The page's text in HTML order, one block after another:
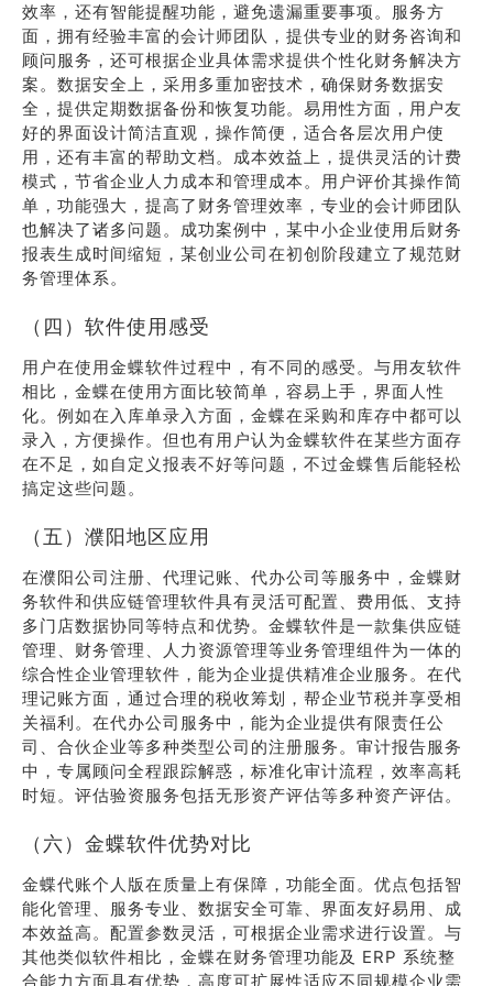
效率，还有智能提醒功能，避免遗漏重要事项。服务方
面，拥有经验丰富的会计师团队，提供专业的财务咨询和
顾问服务，还可根据企业具体需求提供个性化财务解决方
案。数据安全上，采用多重加密技术，确保财务数据安
全，提供定期数据备份和恢复功能。易用性方面，用户友
好的界面设计简洁直观，操作简便，适合各层次用户使
用，还有丰富的帮助文档。成本效益上，提供灵活的计费
模式，节省企业人力成本和管理成本。用户评价其操作简
单，功能强大，提高了财务管理效率，专业的会计师团队
也解决了诸多问题。成功案例中，某中小企业使用后财务
报表生成时间缩短，某创业公司在初创阶段建立了规范财
务管理体系。
（四）软件使用感受
用户在使用金蝶软件过程中，有不同的感受。与用友软件
相比，金蝶在使用方面比较简单，容易上手，界面人性
化。例如在入库单录入方面，金蝶在采购和库存中都可以
录入，方便操作。但也有用户认为金蝶软件在某些方面存
在不足，如自定义报表不好等问题，不过金蝶售后能轻松
搞定这些问题。
（五）濮阳地区应用
在濮阳公司注册、代理记账、代办公司等服务中，金蝶财
务软件和供应链管理软件具有灵活可配置、费用低、支持
多门店数据协同等特点和优势。金蝶软件是一款集供应链
管理、财务管理、人力资源管理等业务管理组件为一体的
综合性企业管理软件，能为企业提供精准企业服务。在代
理记账方面，通过合理的税收筹划，帮企业节税并享受相
关福利。在代办公司服务中，能为企业提供有限责任公
司、合伙企业等多种类型公司的注册服务。审计报告服务
中，专属顾问全程跟踪解惑，标准化审计流程，效率高耗
时短。评估验资服务包括无形资产评估等多种资产评估。
（六）金蝶软件优势对比
金蝶代账个人版在质量上有保障，功能全面。优点包括智
能化管理、服务专业、数据安全可靠、界面友好易用、成
本效益高。配置参数灵活，可根据企业需求进行设置。与
其他类似软件相比，金蝶在财务管理功能及 ERP 系统整
合能力方面具有优势，高度可扩展性适应不同规模企业需